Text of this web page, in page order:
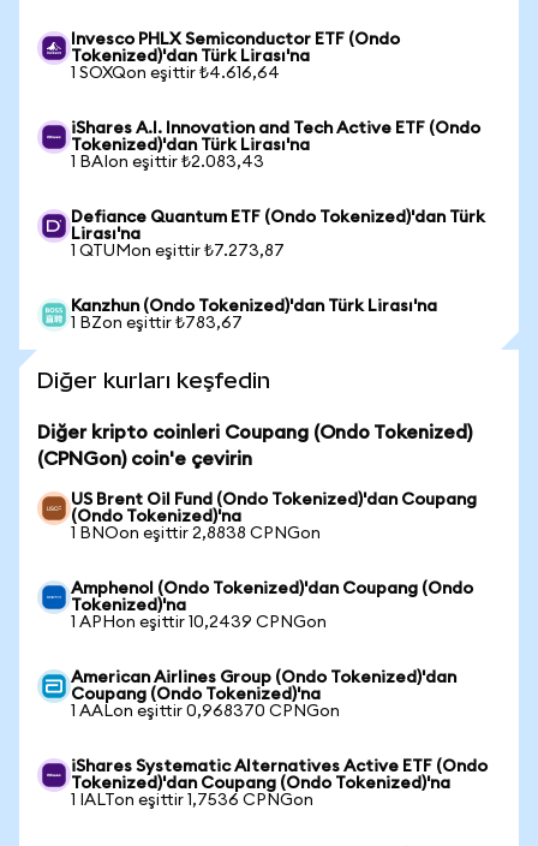
Invesco PHLX Semiconductor ETF (Ondo
Tokenized)'dan Türk Lirası'na
1 SOXQon eşittir ₺4.616,64
iShares A.I. Innovation and Tech Active ETF (Ondo
Tokenized)'dan Türk Lirası'na
1 BAIon eşittir ₺2.083,43
Defiance Quantum ETF (Ondo Tokenized)'dan Türk
Lirası'na
1 QTUMon eşittir ₺7.273,87
Kanzhun (Ondo Tokenized)'dan Türk Lirası'na
1 BZon eşittir ₺783,67
Diğer kurları keşfedin
Diğer kripto coinleri Coupang (Ondo Tokenized)
(CPNGon) coin'e çevirin
US Brent Oil Fund (Ondo Tokenized)'dan Coupang
(Ondo Tokenized)'na
1 BNOon eşittir 2,8838 CPNGon
Amphenol (Ondo Tokenized)'dan Coupang (Ondo
Tokenized)'na
1 APHon eşittir 10,2439 CPNGon
American Airlines Group (Ondo Tokenized)'dan
Coupang (Ondo Tokenized)'na
1 AALon eşittir 0,968370 CPNGon
iShares Systematic Alternatives Active ETF (Ondo
Tokenized)'dan Coupang (Ondo Tokenized)'na
1 IALTon eşittir 1,7536 CPNGon